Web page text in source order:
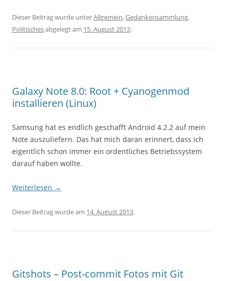
Dieser Beitrag wurde unterAllgemein,Gedankensammlung,
Politischesabgelegt am 15. August 2013.
Galaxy Note 8.0: Root + Cyanogenmod
installieren (Linux)
Samsung hat es endlich geschafft Android 4.2.2 auf mein
Note auszuliefern. Das hat mich daran erinnert, dass ich
eigentlich schon immer ein ordentliches Betriebssystem
darauf haben wollte.
Weiterlesen →
Dieser Beitrag wurde am 14. August 2013.
Gitshots – Post-commit Fotos mit Git